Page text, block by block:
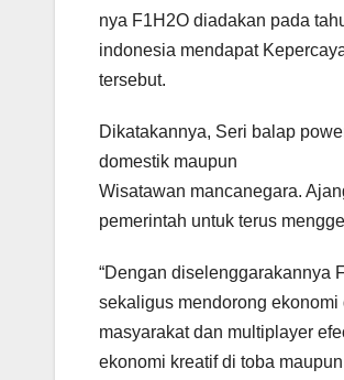
nya F1H2O diadakan pada
indonesia mendapat
tersebut.
Dikatakannya, Seri balap
domestik maupun
Wisatawan mancanegara.
pemerintah untuk terus
“Dengan diselenggarakannya
sekaligus mendorong
masyarakat dan multiplayer
ekonomi kreatif di toba